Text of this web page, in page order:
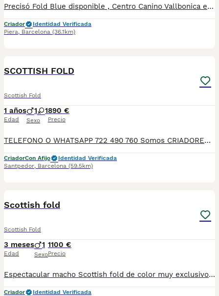
Precisó Fold Blue disponible , Centro Canino Vallbonica es mucho más que un centro de cría , es una familia comprometida con el bienestar animal y la cria responsable, por ello todos nuestros bebés nacen y se crían en nuestras instalaciones , asegurando así un correcto desarrollo y una magnífica socialización, consiguiendo en cada ejemplar un carácter juguetón y extrovertido algo primordial para su adaptación como un miembro más en tu familia . Se entregan con el carnet de vacunas con el plan correspondiente a su edad , desparasitados y microchip implantado y activado en registro de Anicom. Facilitamos junto al cachorro contrato de compra con garantías víricas de 15 días y congénitas de 1 año . Contamos con un gran equipo de profesionales entre los que se encuentran educadores, auxiliares y Veterinarios ofreciendo los controles sanitarios necesarios así como continua vigilancia asegurando su bienestar . Hacemos envíos a toda España con empresa de transporte privado, proporcionando un viaje confortable y ofreciendo las atenciones necesarias a nuestros bebés . Si estás interesado en alguno de nuestros ejemplares solicita información sin compromiso al 722269698 . También atendemos vía WhatsApp . PRECIO REAL ( incluye el IVA) . Núcleo zoológico B2501315
Criador
Identidad Verificada
Piera, Barcelona (36.1km)
SCOTTISH FOLD
Scottish Fold
1 años
Edad
1 1
Sexo
890 €
Precio
TELEFONO O WHATSAPP 722 490 760 Somos CRIADORES PROFESIONALES, CON NÚCLEO ZOOLÓGICO PROPIO. Seleccionamos para tener los mejores ejemplares tanto a nivel morfología como a nivel de salud y comportamiento. Nuestros cachorros crecen en un ambiente familiar, con unas condiciones higiénico-sanitarias excepcionales y totalmente socializados, tanto con otros animales como con las personas, para garantizar su bienestar animal. No dudes en consultar sobre disponibilidad de entrega, reserva y sus características, Nuestros cachorros se entregan: DESPARASITADOS INTERNA Y EXTERNAMENTE CON SUS VACUNAS AL DÍA CORRESPONDIENTES POR EDAD CARTILLA DE VACUNACIÓN Y GARANTIA COMPLETA DE SALUD ( VÍRICAS, GENÉTICAS Y HEREDITARIAS) POR ESCRITO! PARA MAS INFORMACIÓN, FOTOS/VIDEOS O CONSULTAS LLAMANOS O ESCRIBENOS POR WHATSAPP AL 722 490 760 POSIBILIDAD DE ENTREGA PERSONALIZADA A DOMICILIO EN TODO EL TERRITORIO NACIONAL.
CriadorCon Afijo
Identidad Verificada
Santpedor, Barcelona (59.5km)
Scottish fold
Scottish Fold
3 meses
Edad
1
Sexo
1100 €
Precio
Espectacular macho Scottish fold de color muy exclusivo Golden.Listo para reservar.Se entregará con toda la documentación en regla y su vacunación.Super cariñoso,todo un capricho para la futura familia
Criador
Identidad Verificada